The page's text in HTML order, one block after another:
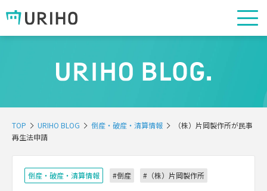
TOP URIHO BLOG 倒産・破産・清算情報
（株）片岡製作所が民事
再生法申請
倒産・破産・清算情報 #倒産 #（株）片岡製作所